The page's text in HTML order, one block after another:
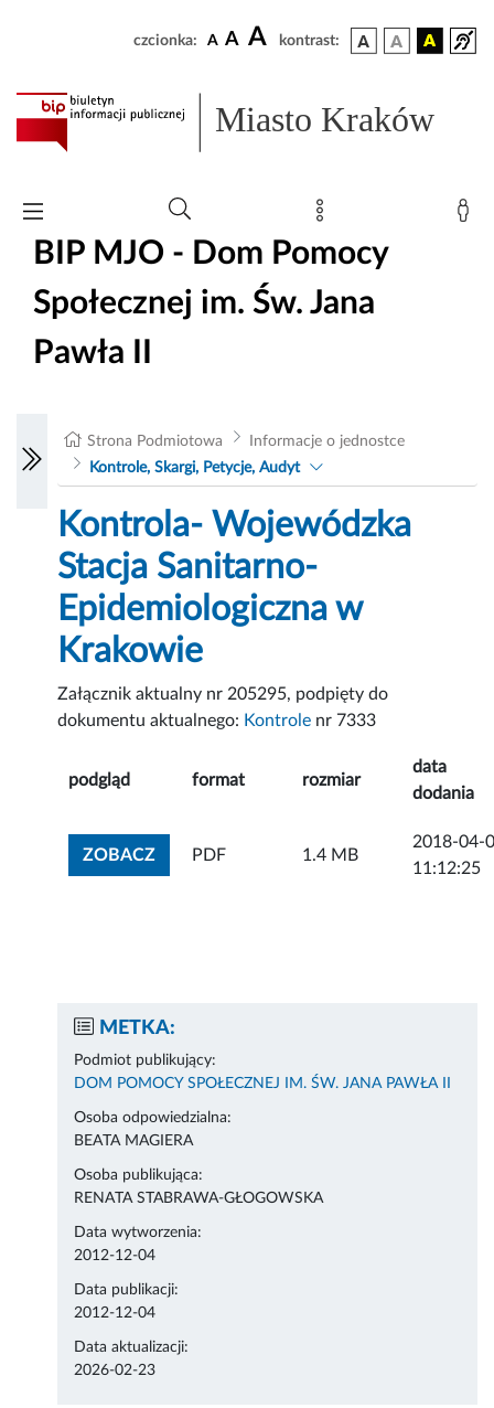
czcionka: A A A kontrast:
Miasto Kraków
BIP MJO - Dom Pomocy
Społecznej im. Św. Jana
Pawła II
Strona Podmiotowa
Informacje o jednostce
Kontrole, Skargi, Petycje, Audyt
Kontrola- Wojewódzka
Stacja Sanitarno-
Epidemiologiczna w
Krakowie
Załącznik aktualny nr 205295, podpięty do
dokumentu aktualnego: Kontrole nr 7333
podgląd format rozmiar
data
dodania
ZOBACZZOBACZ ZAŁĄCZNIK
PDF 1.4 MB
2018-04-
11:12:25
METKA:
Podmiot publikujący:
DOM POMOCY SPOŁECZNEJ IM. ŚW. JANA PAWŁA II
Osoba odpowiedzialna:
BEATA MAGIERA
Osoba publikująca:
RENATA STABRAWA-GŁOGOWSKA
Data wytworzenia:
2012-12-04
Data publikacji:
2012-12-04
Data aktualizacji:
2026-02-23